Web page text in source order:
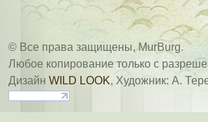
© Все права защищены, MurBurg.
Любое копирование только с
Дизайн WILD LOOK, Художник: А.